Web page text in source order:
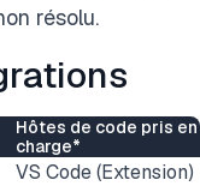
résolu.
Hôtes de code pris en
charge*
VS Code (Extension)